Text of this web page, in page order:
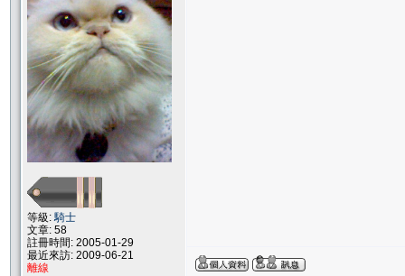
等級:騎士
文章: 58
註冊時間: 2005-01-29
最近來訪: 2009-06-21
離線